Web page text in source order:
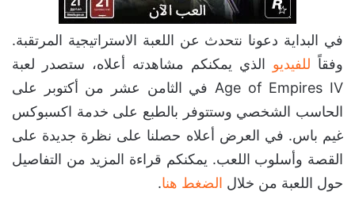
في البداية دعونا نتحدث عن اللعبة الاستراتيجية المرتقبة.
وفقاً للفيديو الذي يمكنكم مشاهدته أعلاه، ستصدر لعبة
Age of Empires IV في الثامن عشر من أكتوبر على
الحاسب الشخصي وستتوفر بالطبع على خدمة اكسبوكس
غيم باس. في العرض أعلاه حصلنا على نظرة جديدة على
القصة وأسلوب اللعب. يمكنكم قراءة المزيد من التفاصيل
حول اللعبة من خلال الضغط هنا.